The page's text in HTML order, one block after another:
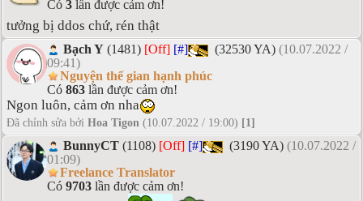
Có 3 lần được cảm ơn!
tưởng bị ddos chứ, rén thật
Bạch Y (1481) [Off] [#] (32530 YA) (10.07.2022 /
09:41)
Nguyện thế gian hạnh phúc
Có 863 lần được cảm ơn!
Ngon luôn, cảm ơn nha
Đã chỉnh sửa bởi Hoa Tigon (10.07.2022 / 19:00) [1]
BunnyCT (1108) [Off] [#] (3190 YA) (10.07.2022 /
01:09)
Freelance Translator
Có 9703 lần được cảm ơn!